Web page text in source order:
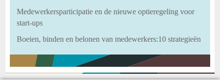
Medewerkersparticipatie en de nieuwe optieregeling voor
start-ups
Boeien, binden en belonen van medewerkers:10 strategieën